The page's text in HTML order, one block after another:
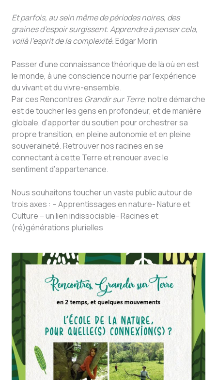
Et parfois, au sein même de périodes noires, des
graines d’espoir surgissent. Apprendre à penser cela,
voilà l’esprit de la complexité.Edgar Morin
Passer d’une connaissance théorique de là où en est
le monde, à une conscience nourrie par l’expérience
du vivant et du vivre-ensemble.
Par ces Rencontres Grandir sur Terre, notre démarche
est de toucher les gens en profondeur, et de manière
globale, d’apporter du soutien pour orchestrer sa
propre transition, en pleine autonomie et en pleine
souveraineté. Retrouver nos racines en se
connectant à cette Terre et renouer avec le
sentiment d’appartenance.
Nous souhaitons toucher un vaste public autour de
trois axes : – Apprentissages en nature- Nature et
Culture – un lien indissociable- Racines et
(ré)générations plurielles